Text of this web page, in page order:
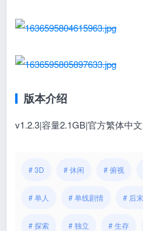
版本介绍
v1.2.3|容量2.1GB|官方繁体中
# 3D # 休闲 # 俯视
# 单人 # 单线剧情 # 后
# 探索 # 独立 # 生存